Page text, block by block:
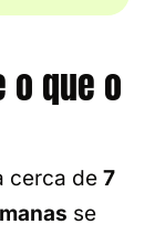
o que o
cerca de 7
se